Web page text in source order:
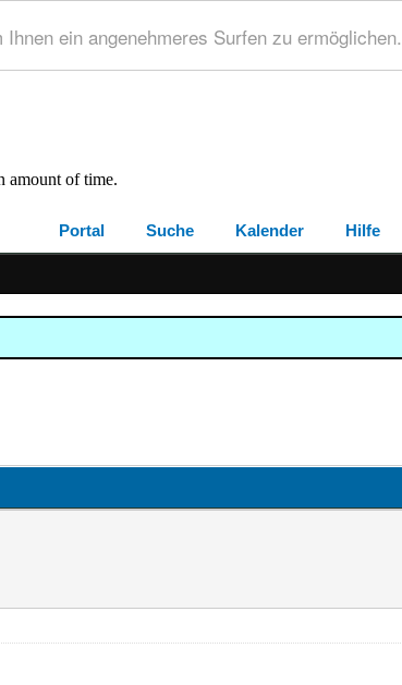
ein angenehmeres Surfen zu ermöglichen.
Portal Suche Kalender Hilfe